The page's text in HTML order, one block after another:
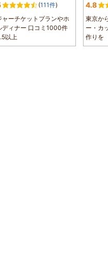
(111件)
ャーチケットプランやホ
ディナー 口コミ1000件
以上
4.8
東京か
ー・カ
作りを